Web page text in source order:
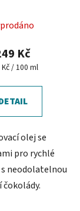
hodnocení
produktu
je
z
Kč
Kč / 100 ml
olej se
pro rychlé
neodolatelnou
čokolády.